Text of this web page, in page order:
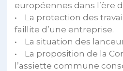
européennes dans l’ère
• La protection des
faillite d’une entreprise.
• La situation des
• La proposition de la
l’assiette commune